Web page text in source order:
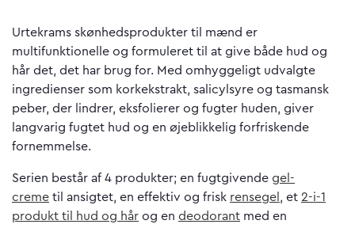
Urtekrams skønhedsprodukter til mænd er
multifunktionelle og formuleret til at give både hud og
hår det, det har brug for. Med omhyggeligt udvalgte
ingredienser som korkekstrakt, salicylsyre og tasmansk
peber, der lindrer, eksfolierer og fugter huden, giver
langvarig fugtet hud og en øjeblikkelig forfriskende
fornemmelse.
Serien består af 4 produkter; en fugtgivende gel-
creme til ansigtet, en effektiv og frisk rensegel , et 2-i-1
produkt til hud og hår og en deodorant med en